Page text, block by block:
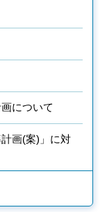
について
画(案)」に対